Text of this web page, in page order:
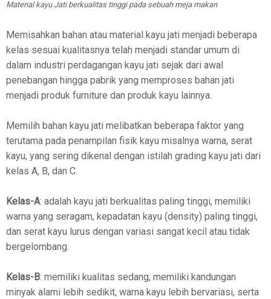
Material kayu Jati berkualitas tinggi pada sebuah meja makan
Memisahkan bahan atau material kayu jati menjadi beberapa
kelas sesuai kualitasnya telah menjadi standar umum di
dalam industri perdagangan kayu jati sejak dari awal
penebangan hingga pabrik yang memproses bahan jati
menjadi produk furniture dan produk kayu lainnya.
Memilih bahan kayu jati melibatkan beberapa faktor yang
terutama pada penampilan fisik kayu misalnya warna, serat
kayu, yang sering dikenal dengan istilah grading kayu jati dari
kelas A, B, dan C.
Kelas-A: adalah kayu jati berkualitas paling tinggi, memiliki
warna yang seragam, kepadatan kayu (density) paling tinggi,
dan serat kayu lurus dengan variasi sangat kecil atau tidak
bergelombang.
Kelas-B: memiliki kualitas sedang, memiliki kandungan
minyak alami lebih sedikit, warna kayu lebih bervariasi, serta